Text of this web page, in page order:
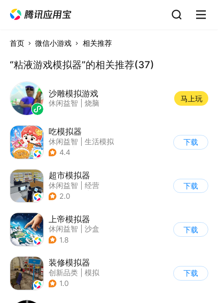
首页 微信小游戏 相关推荐
“粘液游戏模拟器”的相关推荐(37)
沙雕模拟游戏
休闲益智 烧脑
马上玩
吃模拟器
休闲益智
生活模拟
| 美食
4.4
下载
超市模拟器
休闲益智
经营
| 文字游戏
2.0
下载
上帝模拟器
休闲益智
沙盒
| 建造模拟
1.8
下载
装修模拟器
创新品类
模拟
| 女性向
1.0
下载